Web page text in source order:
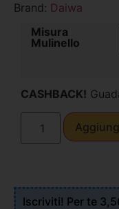
Brand: Daiwa
Misura
Mulinello
CASHBACK!
Iscriviti! Per te